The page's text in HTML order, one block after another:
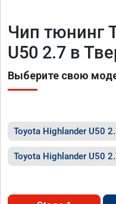
Чип тюнинг
U50 2.7 в
Выберите свою
Toyota Highlander U50
Toyota Highlander U50